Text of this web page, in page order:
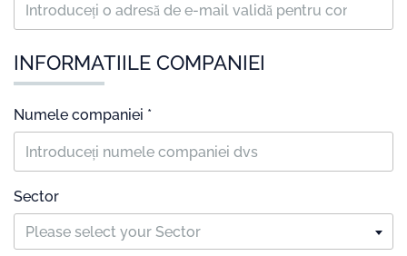
INFORMATIILE COMPANIEI
Numele companiei *
Sector
Please select your Sector